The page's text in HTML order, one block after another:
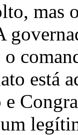
mas
está